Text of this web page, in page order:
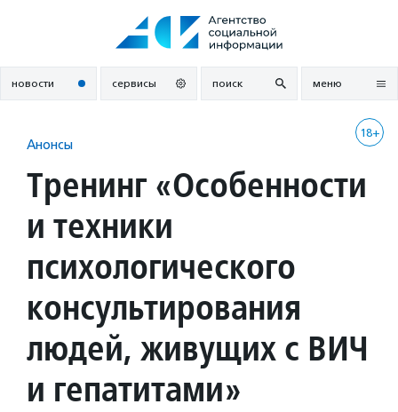
новости сервисы поиск меню
18+
Анонсы
Тренинг «Особенности
и техники
психологического
консультирования
людей, живущих с ВИЧ
и гепатитами»